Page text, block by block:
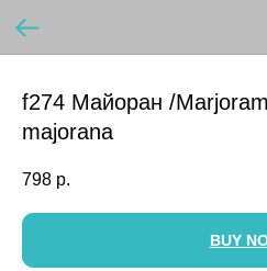
f274 Майоран /
majorana
798 р.
BUY